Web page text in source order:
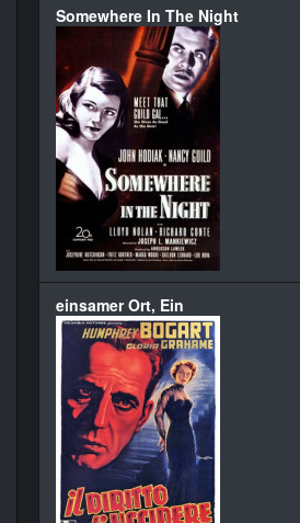
Somewhere In The Night
einsamer Ort, Ein